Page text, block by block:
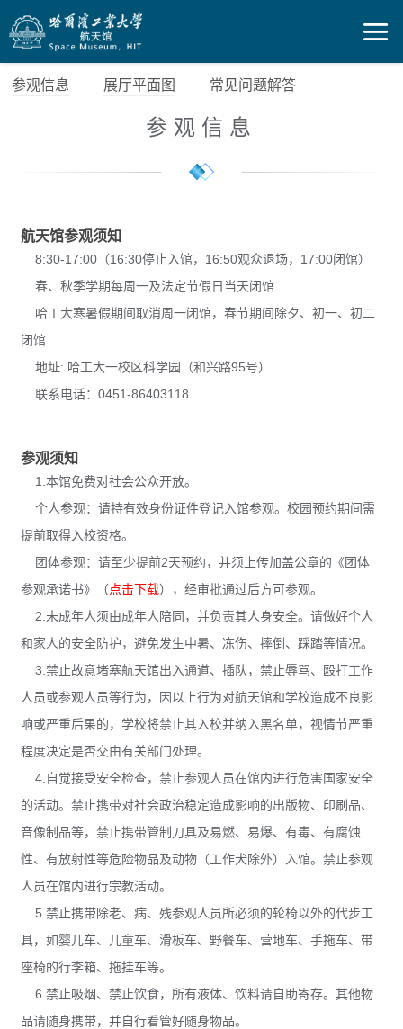
参观信息 展厅平面图 常见问题解答
参观信息
航天馆参观须知
8:30-17:00（16:30停止入馆，16:50观众退场，17:00闭馆）
春、秋季学期每周一及法定节假日当天闭馆
哈工大寒暑假期间取消周一闭馆，春节期间除夕、初一、初二
闭馆
地址: 哈工大一校区科学园（和兴路95号）
联系电话：0451-86403118
参观须知
1.本馆免费对社会公众开放。
个人参观：请持有效身份证件登记入馆参观。校园预约期间需
提前取得入校资格。
团体参观：请至少提前2天预约，并须上传加盖公章的《团体
参观承诺书》（点击下载），经审批通过后方可参观。
2.未成年人须由成年人陪同，并负责其人身安全。请做好个人
和家人的安全防护，避免发生中暑、冻伤、摔倒、踩踏等情况。
3.禁止故意堵塞航天馆出入通道、插队，禁止辱骂、殴打工作
人员或参观人员等行为，因以上行为对航天馆和学校造成不良影
响或严重后果的，学校将禁止其入校并纳入黑名单，视情节严重
程度决定是否交由有关部门处理。
4.自觉接受安全检查，禁止参观人员在馆内进行危害国家安全
的活动。禁止携带对社会政治稳定造成影响的出版物、印刷品、
音像制品等，禁止携带管制刀具及易燃、易爆、有毒、有腐蚀
性、有放射性等危险物品及动物（工作犬除外）入馆。禁止参观
人员在馆内进行宗教活动。
5.禁止携带除老、病、残参观人员所必须的轮椅以外的代步工
具，如婴儿车、儿童车、滑板车、野餐车、营地车、手拖车、带
座椅的行李箱、拖挂车等。
6.禁止吸烟、禁止饮食，所有液体、饮料请自助寄存。其他物
品请随身携带，并自行看管好随身物品。